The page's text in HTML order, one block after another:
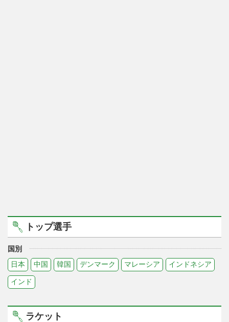
トップ選手
国別
日本
中国 韓国 デンマーク マレーシア インドネシア
インド
ラケット